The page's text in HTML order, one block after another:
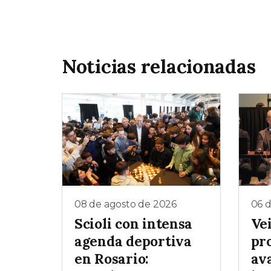
Noticias relacionadas
08 de agosto de 2026
Scioli con intensa
agenda deportiva
en Rosario:
06